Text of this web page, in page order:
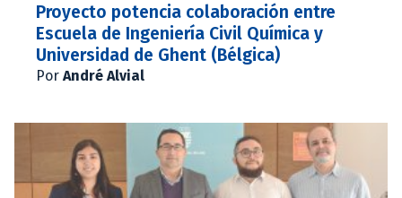
Proyecto potencia colaboración entre
Escuela de Ingeniería Civil Química y
Universidad de Ghent (Bélgica)
Por André Alvial